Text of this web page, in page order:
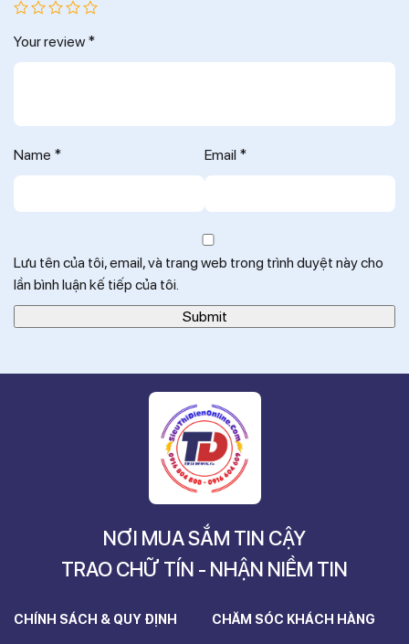
Your review *
Name * Email *
Lưu tên của tôi, email, và trang web trong trình duyệt này cho
lần bình luận kế tiếp của tôi.
NƠI MUA SẮM TIN CẬY
TRAO CHỮ TÍN - NHẬN NIỀM TIN
CHÍNH SÁCH & QUY ĐỊNH CHĂM SÓC KHÁCH HÀNG